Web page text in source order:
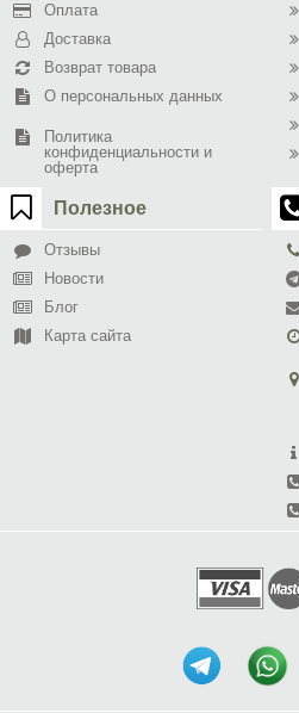
Оплата
Доставка
Возврат товара
О персональных данных
Политика
конфиденциальности и
оферта
Полезное
Отзывы
Новости
Блог
Карта сайта